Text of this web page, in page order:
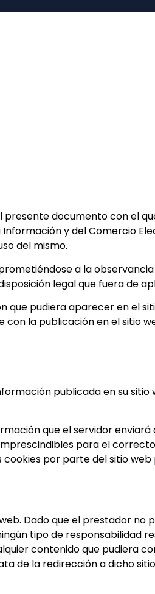
presente documento con el
y del Comercio
del mismo.
a la
legal que fuera de
pudiera aparecer en el
con la publicación en el sitio
publicada en su
que el servidor
para el
por parte del sitio
Dado que el prestador no
tipo de responsabilidad
contenido que pudiera
de la redirección a dicho